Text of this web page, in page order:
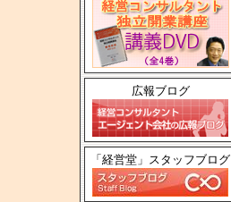
広報ブログ
「経営堂」スタッフブログ